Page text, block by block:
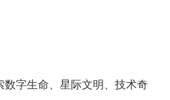
数字生命、星际文明、技术奇